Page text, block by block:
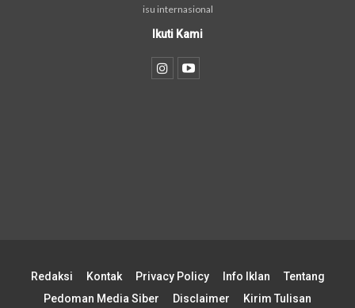
isu internasional
Ikuti Kami
Redaksi Kontak Privacy Policy Info Iklan
Tentang
Pedoman Media Siber
Disclaimer Kirim Tulisan